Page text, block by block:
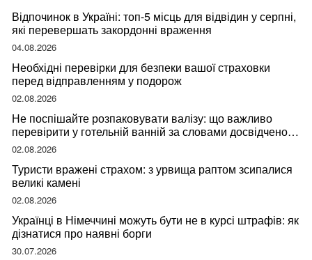
Відпочинок в Україні: топ-5 місць для відвідин у серпні,
які перевершать закордонні враження
04.08.2026
Необхідні перевірки для безпеки вашої страховки
перед відправленням у подорож
02.08.2026
Не поспішайте розпаковувати валізу: що важливо
перевірити у готельній ванній за словами досвідченої
мандрівниці
02.08.2026
Туристи вражені страхом: з урвища раптом зсипалися
великі камені
02.08.2026
Українці в Німеччині можуть бути не в курсі штрафів: як
дізнатися про наявні борги
30.07.2026